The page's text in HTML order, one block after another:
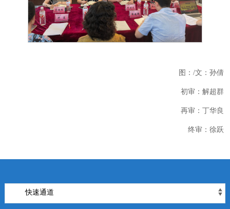
图：/文：孙倩
初审：解超群
再审：丁华良
终审：徐跃
快速通道